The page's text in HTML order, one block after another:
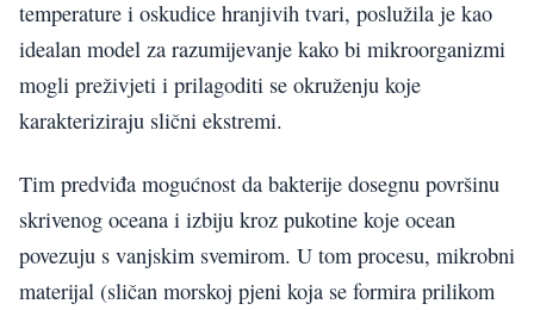
temperature i oskudice hranjivih tvari, poslužila je kao
idealan model za razumijevanje kako bi mikroorganizmi
mogli preživjeti i prilagoditi se okruženju koje
karakteriziraju slični ekstremi.
Tim predviđa mogućnost da bakterije dosegnu površinu
skrivenog oceana i izbiju kroz pukotine koje ocean
povezuju s vanjskim svemirom. U tom procesu, mikrobni
materijal (sličan morskoj pjeni koja se formira prilikom